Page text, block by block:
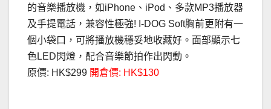
的音樂播放機，如iPhone、iPod、多款MP3播放器
及手提電話，兼容性極強! I-DOG Soft胸前更附有一
個小袋口，可將播放機穩妥地收藏好。面部顯示七
色LED閃燈，配合音樂節拍作出閃動。
原價: HK$299 開倉價: HK$130